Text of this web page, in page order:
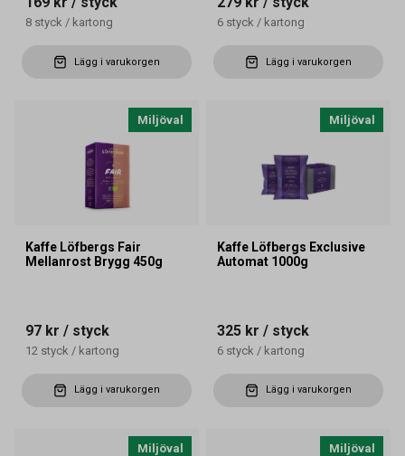
8 styck / kartong
Lägg i varukorgen
6 styck / kartong
Lägg i varukorgen
Miljöval
Kaffe Löfbergs Fair
Mellanrost Brygg 450g
97 kr / styck
12 styck / kartong
Lägg i varukorgen
Miljöval
Kaffe Löfbergs Exclusive
Automat 1000g
325 kr / styck
6 styck / kartong
Lägg i varukorgen
Miljöval Miljöval